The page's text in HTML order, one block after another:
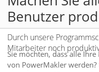
Benutzer
Durch unsere
Mitarbeiter noch
Sie möchten, dass alle
von PowerMakler werden?